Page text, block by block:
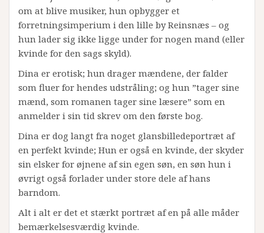
om at blive musiker, hun opbygger et
forretningsimperium i den lille by Reinsnæs – og
hun lader sig ikke ligge under for nogen mand (eller
kvinde for den sags skyld).
Dina er erotisk; hun drager mændene, der falder
som fluer for hendes udstråling; og hun ”tager sine
mænd, som romanen tager sine læsere” som en
anmelder i sin tid skrev om den første bog.
Dina er dog langt fra noget glansbilledeportræt af
en perfekt kvinde; Hun er også en kvinde, der skyder
sin elsker for øjnene af sin egen søn, en søn hun i
øvrigt også forlader under store dele af hans
barndom.
Alt i alt er det et stærkt portræt af en på alle måder
bemærkelsesværdig kvinde.